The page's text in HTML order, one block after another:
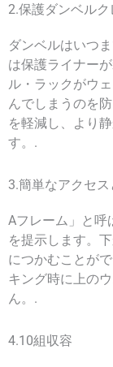
2.保護ダンベル
ダンベルはいつ
は保護ライナー
ル・ラックがウ
んでしまうのを
を軽減し、より
す。.
3.簡単なアクセ
Aフレーム」と呼
を提示します。
につかむことが
キング時に上の
ん。.
4.10組収容